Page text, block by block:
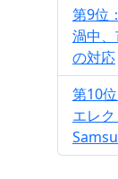
第9位
渦中
の対応
第10
エレ